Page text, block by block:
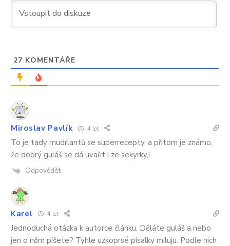
27 KOMENTÁŘE
Miroslav Pavlík 4 let
To je tady mudrlantů se superrecepty, a přitom je známo,
že dobrý guláš se dá uvařit i ze sekyrky,!
Odpovědět
Karel 4 let
Jednoduchá otázka k autorce článku. Děláte guláš a nebo
jen o něm píšete? Tyhle uzkoprsé pisalky miluju. Podle nich